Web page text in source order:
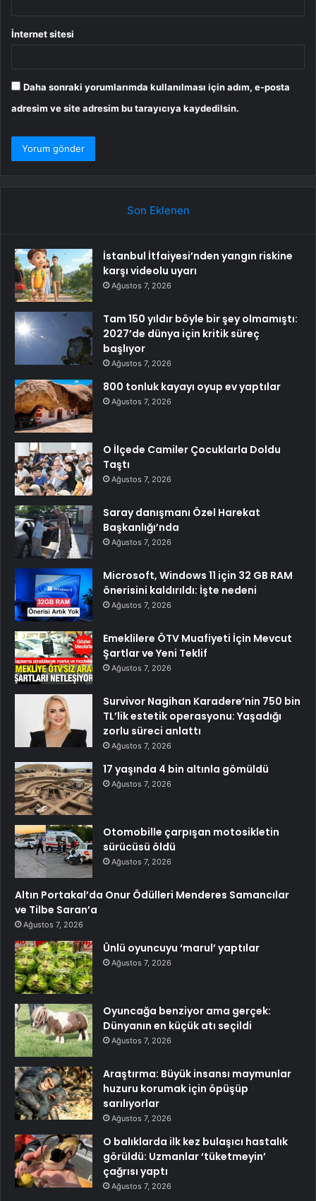
İnternet sitesi
Daha sonraki yorumlarımda kullanılması için adım, e-posta
adresim ve site adresim bu tarayıcıya kaydedilsin.
Son Eklenen
İstanbul İtfaiyesi’nden yangın riskine
karşı videolu uyarı
Ağustos 7, 2026
Tam 150 yıldır böyle bir şey olmamıştı:
2027’de dünya için kritik süreç
başlıyor
Ağustos 7, 2026
800 tonluk kayayı oyup ev yaptılar
Ağustos 7, 2026
O İlçede Camiler Çocuklarla Doldu
Taştı
Ağustos 7, 2026
Saray danışmanı Özel Harekat
Başkanlığı’nda
Ağustos 7, 2026
Microsoft, Windows 11 için 32 GB RAM
önerisini kaldırıldı: İşte nedeni
Ağustos 7, 2026
Emeklilere ÖTV Muafiyeti İçin Mevcut
Şartlar ve Yeni Teklif
Ağustos 7, 2026
Survivor Nagihan Karadere’nin 750 bin
TL’lik estetik operasyonu: Yaşadığı
zorlu süreci anlattı
Ağustos 7, 2026
17 yaşında 4 bin altınla gömüldü
Ağustos 7, 2026
Otomobille çarpışan motosikletin
sürücüsü öldü
Ağustos 7, 2026
Altın Portakal’da Onur Ödülleri Menderes Samancılar
ve Tilbe Saran’a
Ağustos 7, 2026
Ünlü oyuncuyu ‘marul’ yaptılar
Ağustos 7, 2026
Oyuncağa benziyor ama gerçek:
Dünyanın en küçük atı seçildi
Ağustos 7, 2026
Araştırma: Büyük insansı maymunlar
huzuru korumak için öpüşüp
sarılıyorlar
Ağustos 7, 2026
O balıklarda ilk kez bulaşıcı hastalık
görüldü: Uzmanlar ‘tüketmeyin’
çağrısı yaptı
Ağustos 7, 2026